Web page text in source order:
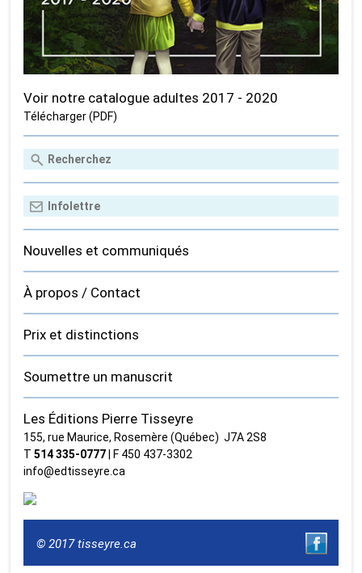
Voir notre catalogue adultes 2017 - 2020
Télécharger (PDF)
Nouvelles et communiqués
À propos / Contact
Prix et distinctions
Soumettre un manuscrit
Les Éditions Pierre Tisseyre
155, rue Maurice, Rosemère (Québec) J7A 2S8
T514 335‑0777 | F 450 437‑3302
info@edtisseyre.ca
© 2017 tisseyre.ca